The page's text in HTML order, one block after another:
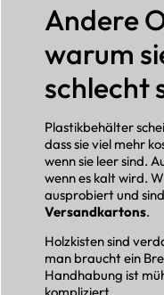
Andere
warum
schlecht
Plastikbehälter
dass sie viel mehr
wenn sie leer sind.
wenn es kalt wird.
ausprobiert und
Versandkartons.
Holzkisten sind
man braucht ein
Handhabung ist